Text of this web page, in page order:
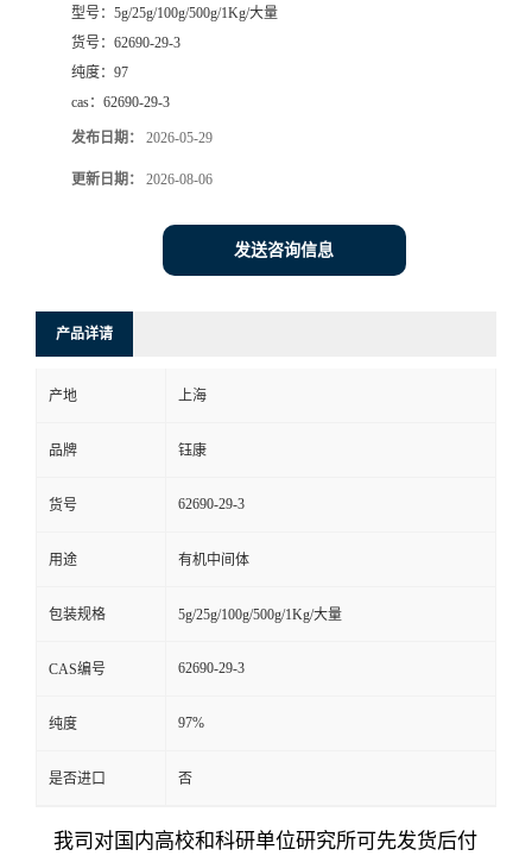
型号： 5g/25g/100g/500g/1Kg/大量
货号： 62690-29-3
纯度： 97
cas： 62690-29-3
发布日期： 2026-05-29
更新日期： 2026-08-06
发送咨询信息
产品详请
产地 上海
品牌 钰康
货号 62690-29-3
用途 有机中间体
包装规格 5g/25g/100g/500g/1Kg/大量
CAS编号 62690-29-3
纯度 97%
是否进口 否
我司对国内高校和科研单位研究所可先发货后付